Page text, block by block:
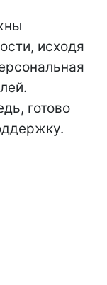
исходя
готово